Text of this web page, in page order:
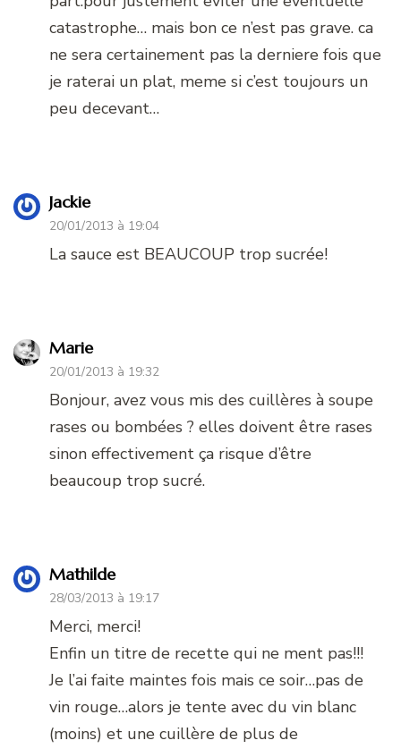
catastrophe… mais bon ce n’est pas grave. ca
ne sera certainement pas la derniere fois que
je raterai un plat, meme si c’est toujours un
peu decevant…
Jackie
20/01/2013 à 19:04
La sauce est BEAUCOUP trop sucrée!
Marie
20/01/2013 à 19:32
Bonjour, avez vous mis des cuillères à soupe
rases ou bombées ? elles doivent être rases
sinon effectivement ça risque d’être
beaucoup trop sucré.
Mathilde
28/03/2013 à 19:17
Merci, merci!
Enfin un titre de recette qui ne ment pas!!!
Je l’ai faite maintes fois mais ce soir…pas de
vin rouge…alors je tente avec du vin blanc
(moins) et une cuillère de plus de